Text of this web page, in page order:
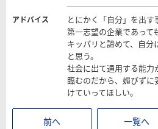
アドバイス
とにかく「自分」を出す
第一志望の企業であって
キッパリと諦めて、自分
と思う。
社会に出て通用する能力
臨むのだから、媚びず
けていってほしい。
前へ 一覧へ